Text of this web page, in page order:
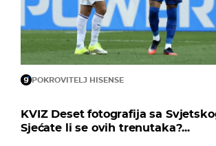
POKROVITELJ HISENSE
KVIZ Deset fotografija sa
Sjećate li se ovih trenutaka?...